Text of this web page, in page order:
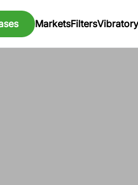
MarketsFilters